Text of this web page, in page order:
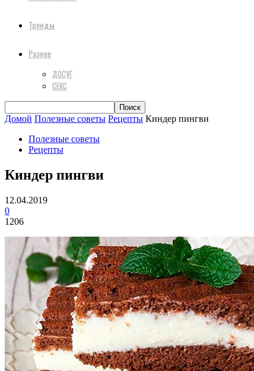
Тренды
Разное
ДОСУГ
СЕКС
Домой Полезные советы Рецепты Киндер пингви
Полезные советы
Рецепты
Киндер пингви
12.04.2019
0
1206